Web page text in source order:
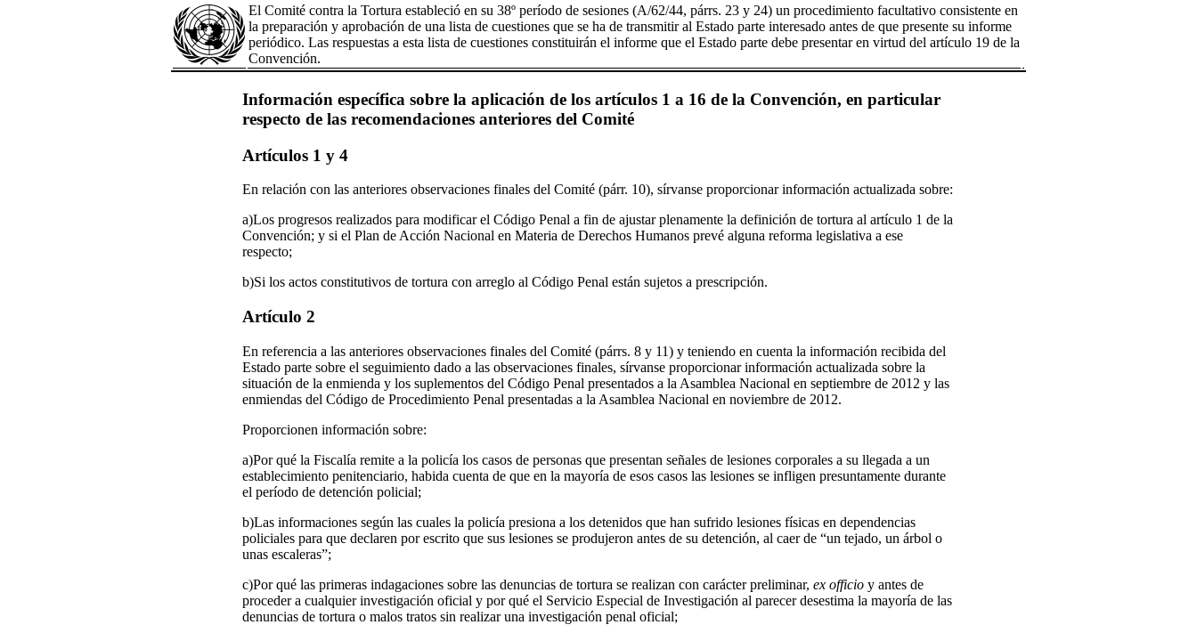
El Comité contra la Tortura estableció en su 38º período de sesiones (A/62/44, párrs. 23 y 24) un procedimiento facultativo consistente en
la preparación y aprobación de una lista de cuestiones que se ha de transmitir al Estado parte interesado antes de que presente su informe
periódico. Las respuestas a esta lista de cuestiones constituirán el informe que el Estado parte debe presentar en virtud del artículo 19 de la
Convención.
Información específica sobre la aplicación de los artículos 1 a 16 de la Convención, en particular
respecto de las recomendaciones anteriores del Comité
Artículos 1 y 4
En relación con las anteriores observaciones finales del Comité (párr. 10), sírvanse proporcionar información actualizada sobre:
a)Los progresos realizados para modificar el Código Penal a fin de ajustar plenamente la definición de tortura al artículo 1 de la
Convención; y si el Plan de Acción Nacional en Materia de Derechos Humanos prevé alguna reforma legislativa a ese
respecto;
b)Si los actos constitutivos de tortura con arreglo al Código Penal están sujetos a prescripción.
Artículo 2
En referencia a las anteriores observaciones finales del Comité (párrs. 8 y 11) y teniendo en cuenta la información recibida del
Estado parte sobre el seguimiento dado a las observaciones finales, sírvanse proporcionar información actualizada sobre la
situación de la enmienda y los suplementos del Código Penal presentados a la Asamblea Nacional en septiembre de 2012 y las
enmiendas del Código de Procedimiento Penal presentadas a la Asamblea Nacional en noviembre de 2012.
Proporcionen información sobre:
a)Por qué la Fiscalía remite a la policía los casos de personas que presentan señales de lesiones corporales a su llegada a un
establecimiento penitenciario, habida cuenta de que en la mayoría de esos casos las lesiones se infligen presuntamente durante
el período de detención policial;
b)Las informaciones según las cuales la policía presiona a los detenidos que han sufrido lesiones físicas en dependencias
policiales para que declaren por escrito que sus lesiones se produjeron antes de su detención, al caer de “un tejado, un árbol o
unas escaleras”;
c)Por qué las primeras indagaciones sobre las denuncias de tortura se realizan con carácter preliminar, ex officio y antes de
proceder a cualquier investigación oficial y por qué el Servicio Especial de Investigación al parecer desestima la mayoría de las
denuncias de tortura o malos tratos sin realizar una investigación penal oficial;